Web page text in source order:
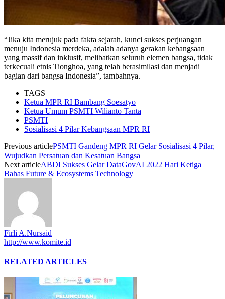
“Jika kita merujuk pada fakta sejarah, kunci sukses perjuangan
menuju Indonesia merdeka, adalah adanya gerakan kebangsaan
yang massif dan inklusif, melibatkan seluruh elemen bangsa, tidak
terkecuali etnis Tionghoa, yang telah berasimilasi dan menjadi
bagian dari bangsa Indonesia”, tambahnya.
TAGS
Ketua MPR RI Bambang Soesatyo
Ketua Umum PSMTI Wilianto Tanta
PSMTI
Sosialisasi 4 Pilar Kebangsaan MPR RI
Previous articlePSMTI Gandeng MPR RI Gelar Sosialisasi 4 Pilar,
Wujudkan Persatuan dan Kesatuan Bangsa
Next articleABDI Sukses Gelar DataGovAI 2022 Hari Ketiga
Bahas Future & Ecosystems Technology
Firli A.Nursaid
http://www.komite.id
RELATED ARTICLES